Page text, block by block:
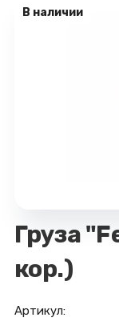
В наличии
Груза
кор.)
Артикул: